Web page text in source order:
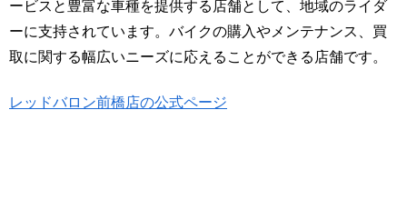
ービスと豊富な車種を提供する店舗として、地域のライダ
ーに支持されています。バイクの購入やメンテナンス、買
取に関する幅広いニーズに応えることができる店舗です。
レッドバロン前橋店の公式ページ